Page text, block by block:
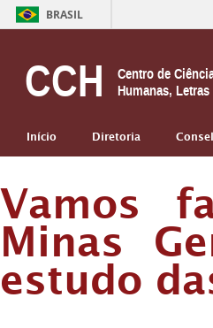
BRASIL
CCH
Centro de
Humanas,
Início Diretoria
Vamos
Minas
estudo